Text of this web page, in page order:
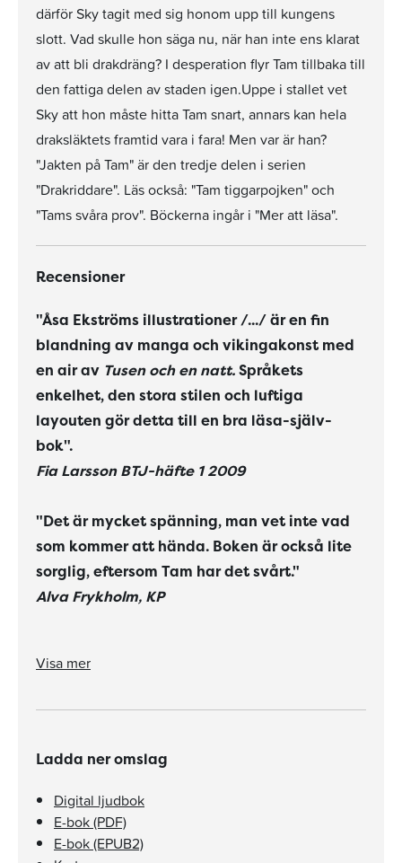
därför Sky tagit med sig honom upp till kungens
slott. Vad skulle hon säga nu, när han inte ens klarat
av att bli drakdräng? I desperation flyr Tam tillbaka till
den fattiga delen av staden igen.Uppe i stallet vet
Sky att hon måste hitta Tam snart, annars kan hela
draksläktets framtid vara i fara! Men var är han?
"Jakten på Tam" är den tredje delen i serien
"Drakriddare". Läs också: "Tam tiggarpojken" och
"Tams svåra prov". Böckerna ingår i "Mer att läsa".
Recensioner
"Åsa Ekströms illustrationer /.../ är en fin
blandning av manga och vikingakonst med
en air av Tusen och en natt.Språkets
enkelhet, den stora stilen och luftiga
layouten gör detta till en bra läsa-själv-
bok".
Fia Larsson BTJ-häfte 1 2009
"Det är mycket spänning, man vet inte vad
som kommer att hända. Boken är också lite
sorglig, eftersom Tam har det svårt."
Alva Frykholm, KP
Visa mer
Ladda ner omslag
Digital ljudbok
E-bok (PDF)
E-bok (EPUB2)